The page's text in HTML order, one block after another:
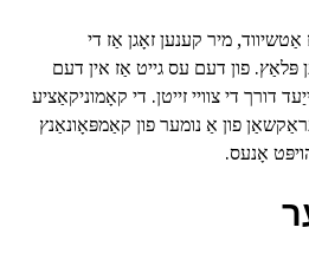
אַטשיווד, מיר קענען זאָגן אַז די
פון דעם עס גייט אַז אין דעם
דורך די צוויי זייטן. די קאָמוניקאַציע
פון אַ נומער פון קאַמפּאָונאַנץ
אָנעס.